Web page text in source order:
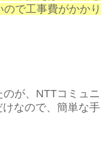
で工事費がかかり
が、NTTコミュニ
なので、簡単な手